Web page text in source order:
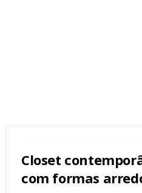
Closet
com formas